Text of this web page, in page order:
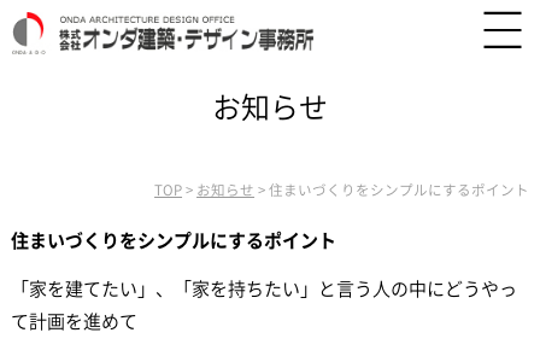
お知らせ
TOP > お知らせ >住まいづくりをシンプルにするポイント
住まいづくりをシンプルにするポイント
「家を建てたい」、「家を持ちたい」と言う人の中にどうやっ
て計画を進めて